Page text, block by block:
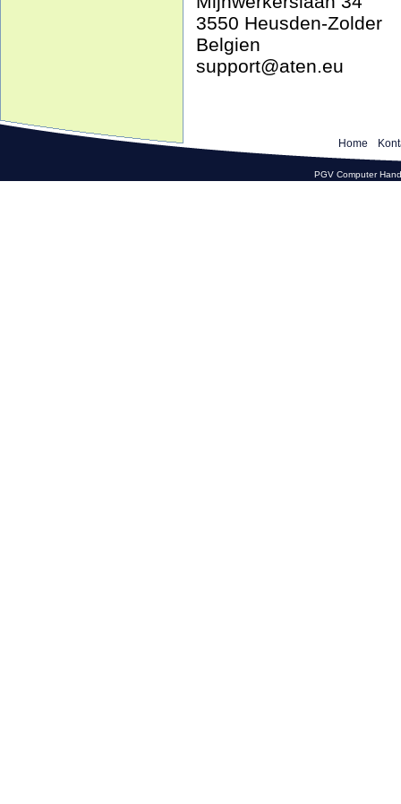
3550 Heusden-Zolder
Belgien
support@aten.eu
Home
PGV Computer